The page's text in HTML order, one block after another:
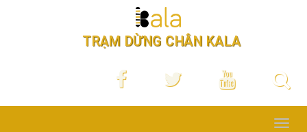
TRẠM DỪNG CHÂN KALA